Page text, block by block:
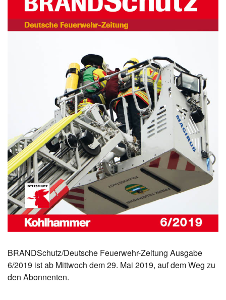
BRANDSchutz/Deutsche Feuerwehr-Zeitung Ausgabe
6/2019 ist ab Mittwoch dem 29. Mai 2019, auf dem Weg zu
den Abonnenten.